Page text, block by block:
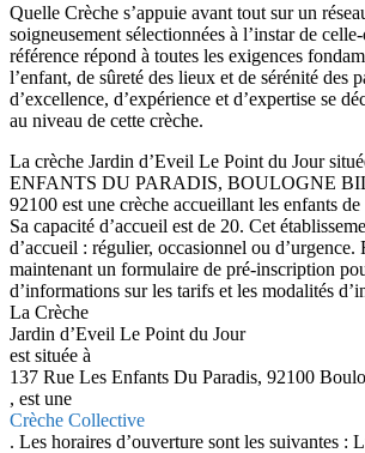
Quelle Crèche s’appuie avant tout sur un
soigneusement sélectionnées à l’instar de
référence répond à toutes les exigences
l’enfant, de sûreté des lieux et de sérénité des
d’excellence, d’expérience et d’expertise se
au niveau de cette crèche.
La crèche Jardin d’Eveil Le Point du Jour
ENFANTS DU PARADIS, BOULOGNE
92100 est une crèche accueillant les enfants de
Sa capacité d’accueil est de 20. Cet
d’accueil : régulier, occasionnel ou d’urgence.
maintenant un formulaire de pré-inscription
d’informations sur les tarifs et les modalités
La Crèche
Jardin d’Eveil Le Point du Jour
est située à
137 Rue Les Enfants Du Paradis, 92100
, est une
Crèche Collective
. Les horaires d’ouverture sont les suivantes :